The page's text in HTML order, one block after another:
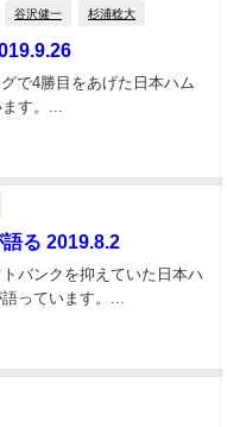
谷沢健一 杉浦稔大
で4勝目をあげた日本ハム
す。...
る 2019.8.2
バンクを抑えていた日本ハ
っています。...